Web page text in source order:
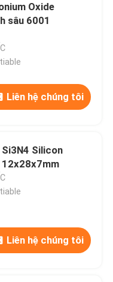
Oxide
sâu 6001
Liên hệ chúng tôi
Silicon
Liên hệ chúng tôi